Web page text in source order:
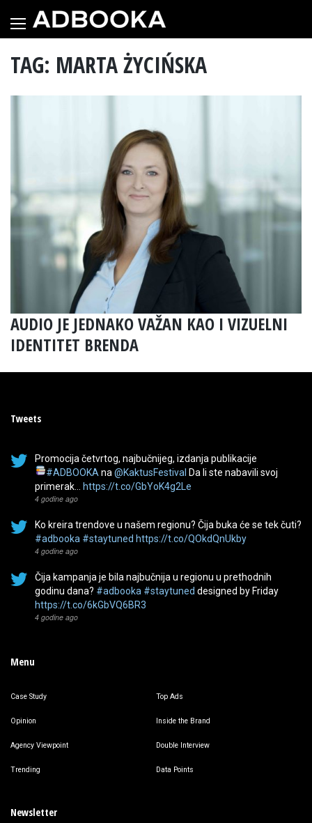
content
TAG: MARTA ŻYCIŃSKA
AUDIO JE JEDNAKO VAŽAN KAO I VIZUELNI
IDENTITET BRENDA
Tweets
Promocija četvrtog, najbučnijeg, izdanja publikacije
#ADBOOKA na @KaktusFestival Da li ste nabavili svoj
primerak…
https://t.co/GbYoK4g2Le
4 godine ago
Ko kreira trendove u našem regionu? Čija buka će se tek čuti?
#adbooka #staytuned https://t.co/QOkdQnUkby
4 godine ago
Čija kampanja je bila najbučnija u regionu u prethodnih
godinu dana? #adbooka #staytuned designed by Friday
https://t.co/6kGbVQ6BR3
4 godine ago
Menu
Case Study Top Ads
Opinion Inside the Brand
Agency Viewpoint Double Interview
Trending Data Points
Newsletter